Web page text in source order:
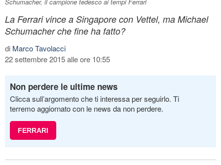
La Ferrari vince a Singapore con Vettel, ma Michael
Schumacher che fine ha fatto?
di Marco Tavolacci
22 settembre 2015 alle ore 10:55
Non perdere le ultime news
Clicca sull’argomento che ti interessa per seguirlo. Ti
terremo aggiornato con le news da non perdere.
FERRARI